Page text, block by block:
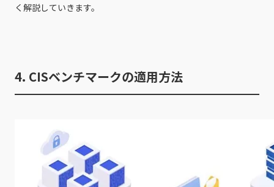
く解説していきます。
4. CISベンチマークの適用方法